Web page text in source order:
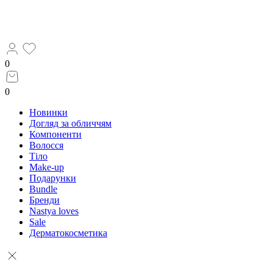
0
0
Новинки
Догляд за обличчям
Компоненти
Волосся
Тіло
Make-up
Подарунки
Bundle
Бренди
Nastya loves
Sale
Дерматокосметика